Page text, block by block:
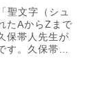
聖文字（シュ
たAからZまで
保帯人先生が
す。久保帯人